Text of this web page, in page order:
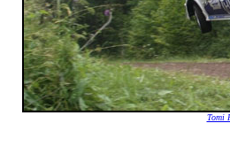
Tomi